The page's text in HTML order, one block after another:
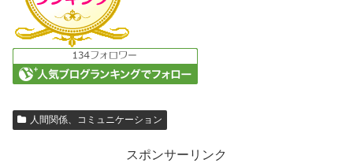
人間関係、コミュニケーション
スポンサーリンク